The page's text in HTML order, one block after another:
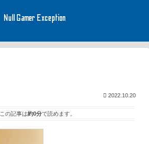
Null Gamer Exception
2022.10.20
この記事は約0分で読めます。